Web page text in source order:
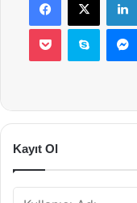
Pocket Skype
Kayıt Ol